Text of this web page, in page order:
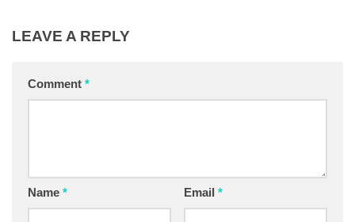
LEAVE A REPLY
Comment *
Name * Email *